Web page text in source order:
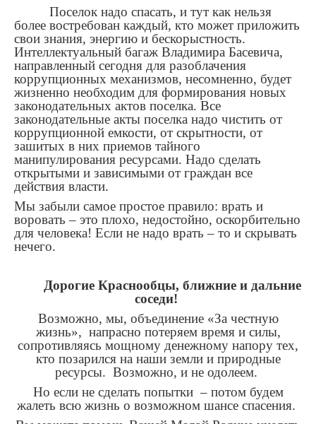
Поселок надо спасать, и тут как нельзя
более востребован каждый, кто может приложить
свои знания, энергию и бескорыстность.
Интеллектуальный багаж Владимира Басевича,
направленный сегодня для разоблачения
коррупционных механизмов, несомненно, будет
жизненно необходим для формирования новых
законодательных актов поселка. Все
законодательные акты поселка надо чистить от
коррупционной емкости, от скрытности, от
зашитых в них приемов тайного
манипулирования ресурсами. Надо сделать
открытыми и зависимыми от граждан все
действия власти.
Мы забыли самое простое правило: врать и
воровать – это плохо, недостойно, оскорбительно
для человека! Если не надо врать – то и скрывать
нечего.
Дорогие Краснообцы, ближние и дальние
соседи!
Возможно, мы, объединение «За честную
жизнь», напрасно потеряем время и силы,
сопротивляясь мощному денежному напору тех,
кто позарился на наши земли и природные
ресурсы. Возможно, и не одолеем.
Но если не сделать попытки – потом будем
жалеть всю жизнь о возможном шансе спасения.